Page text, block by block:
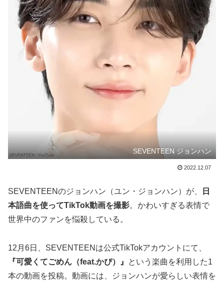
SEVENTEEN ジョンハン
2022.12.07
SEVENTEENのジョンハン（ユン・ジョンハン）が、
日
本語曲を使ってTikTok動画を撮影。かわいすぎる表情で
世界中のファンを悩殺している。
12月6日、SEVENTEENは公式TikTokアカウントにて、
『可愛くてごめん（feat.かぴ）』
という楽曲を利用した1
本の動画を投稿。動画には、ジョンハンが愛らしい表情を